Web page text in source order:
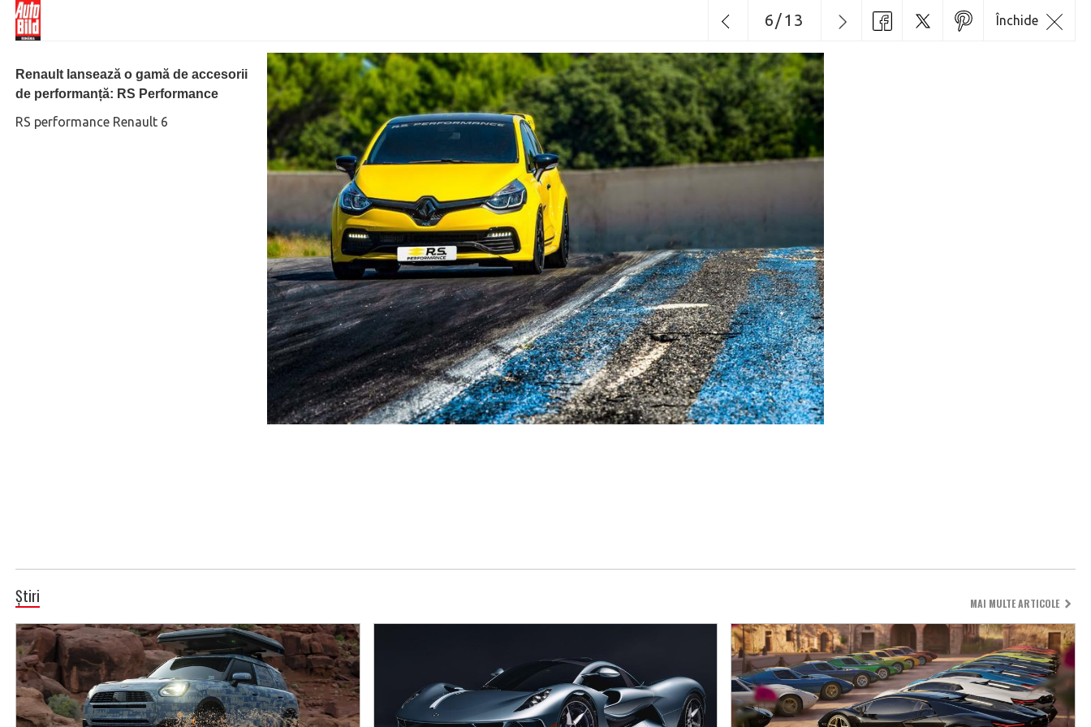
Renault lansează o gamă de accesorii
de performanță: RS Performance
RS performance Renault 6
Închide
6/13
Știri MAI MULTE ARTICOLE